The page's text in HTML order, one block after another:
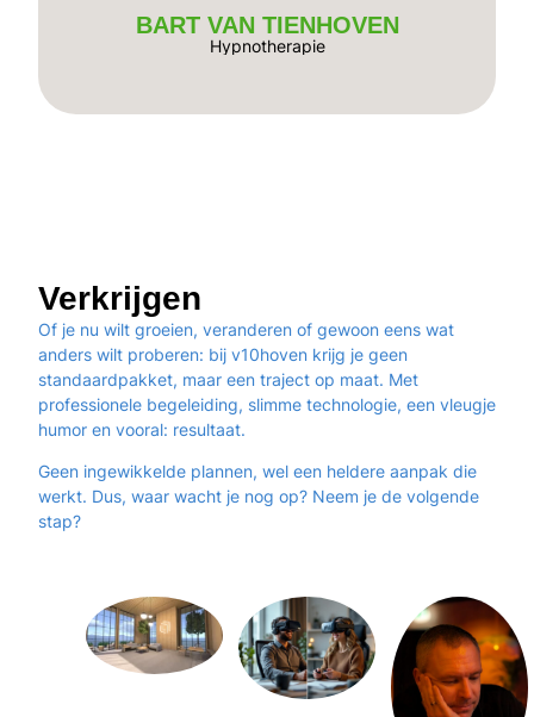
BART VAN TIENHOVEN
Hypnotherapie
Verkrijgen
Of je nu wilt groeien, veranderen of gewoon eens wat
anders wilt proberen: bij v10hoven krijg je geen
standaardpakket, maar een traject op maat. Met
professionele begeleiding, slimme technologie, een vleugje
humor en vooral: resultaat.
Geen ingewikkelde plannen, wel een heldere aanpak die
werkt. Dus, waar wacht je nog op? Neem je de volgende
stap?